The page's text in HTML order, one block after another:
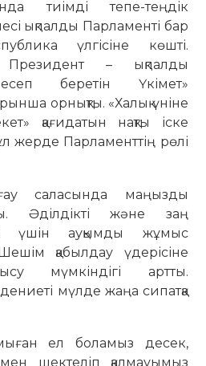
тиімді тепе-теңдік
ықпалды Парламенті бар
үлгісіне көшті.
Президент – ықпалды
беретін Үкімет»
орнықты. «Халық үніне
қағидатын нақты іске
жерде Парламенттің рөлі
саласында маңызды
Әділдікті және заң
үшін ауқымды жұмыс
қабылдау үдерісіне
мүмкіндігі артты.
мүлде жаңа сипатқа
ел боламыз десек,
шектеліп қалмауымыз